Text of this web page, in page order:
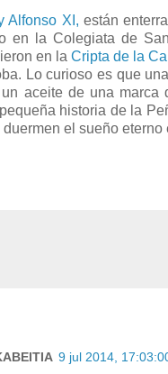
Alfonso XI, están
en la Colegiata de
en la Cripta de la
Lo curioso es que una
aceite de una marca
historia de la
el sueño eterno
9 jul 2014,